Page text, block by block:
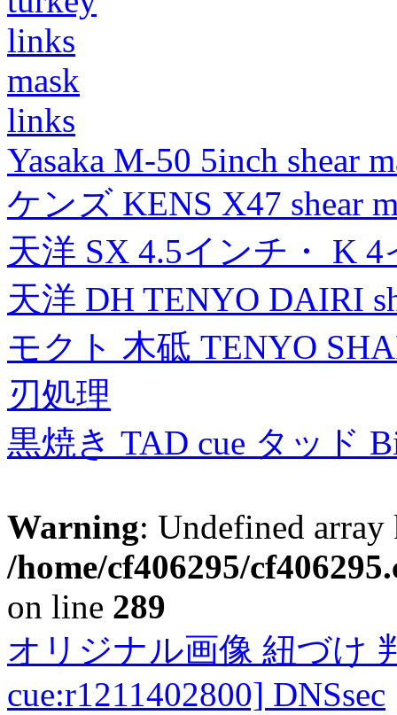
links
mask
links
Yasaka M-50 5inch shear
ケンズ KENS X47 shear
天洋 SX 4.5インチ・ K
天洋 DH TENYO DAIRI
モクト 木砥 TENYO
刃処理
黒焼き TAD cue タッド
Warning: Undefined
/home/cf406295/
on line 289
オリジナル画像 紐づけ
cue:r1211402800] DNSsec